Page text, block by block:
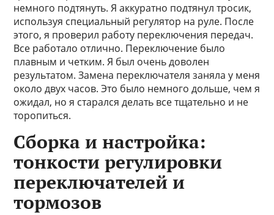
немного подтянуть. Я аккуратно подтянул тросик,
используя специальный регулятор на руле. После
этого, я проверил работу переключения передач.
Все работало отлично. Переключение было
плавным и четким. Я был очень доволен
результатом. Замена переключателя заняла у меня
около двух часов. Это было немного дольше, чем я
ожидал, но я старался делать все тщательно и не
торопиться.
Сборка и настройка:
тонкости регулировки
переключателей и
тормозов